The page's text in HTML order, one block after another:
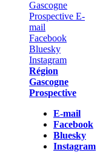
Région
Gascogne
Prospective
E-mail
Facebook
Bluesky
Instagram